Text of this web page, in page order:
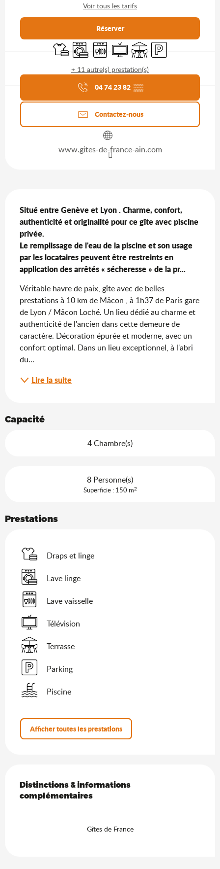
Voir tous les tarifs
Réserver
Draps et linge
Lave lingeLave vaisselle
TélévisionTerrasseParking
+ 11 autre(s) prestation(s)
Agenda du moment
04 74 23 82 ▒▒
Contactez-nous
www.gites-de-france-ain.com
Situé entre Genève et Lyon . Charme, confort,
authenticité et originalité pour ce gîte avec piscine
privée.
Le remplissage de l'eau de la piscine et son usage
par les locataires peuvent être restreints en
application des arrêtés « sécheresse » de la pr...
Véritable havre de paix, gîte avec de belles
prestations à 10 km de Mâcon , à 1h37 de Paris gare
de Lyon / Mâcon Loché. Un lieu dédié au charme et
authenticité de l'ancien dans cette demeure de
caractère. Décoration épurée et moderne, avec un
confort optimal. Dans un lieu exceptionnel, à l'abri
du...
Lire la suite
Capacité
4 Chambre(s)
8 Personne(s)
Superficie : 150 m2
Prestations
Draps et linge
Lave linge
Lave vaisselle
Télévision
Terrasse
Parking
Piscine
Afficher toutes les prestations
Distinctions & informations complémentaires
Distinctions & informations
complémentaires
Gîtes de France